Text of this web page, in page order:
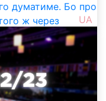
думатиме. Бо про
ж через
катання неабияк
борються за те,
не зник із нашої
UA